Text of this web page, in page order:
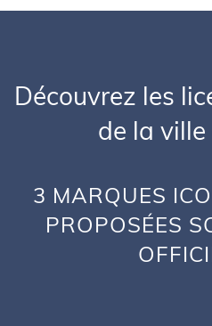
Découvrez les
de la ville
3 MARQUES
PROPOSÉES